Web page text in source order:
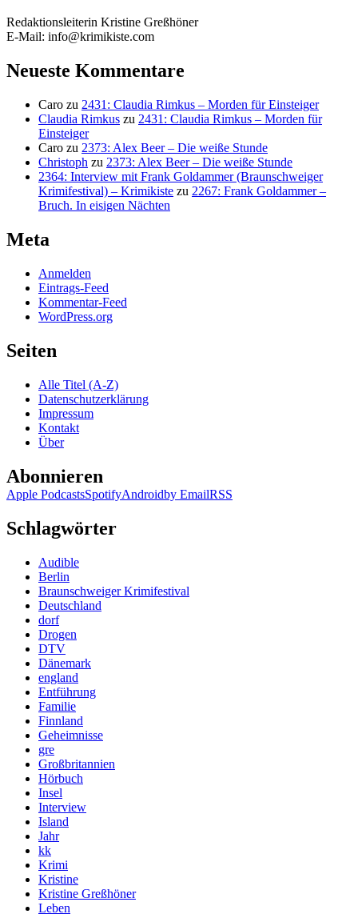
Redaktionsleiterin Kristine Greßhöner
E-Mail: info@krimikiste.com
Neueste Kommentare
Caro zu 2431: Claudia Rimkus – Morden für Einsteiger
Claudia Rimkus zu 2431: Claudia Rimkus – Morden für
Einsteiger
Caro zu 2373: Alex Beer – Die weiße Stunde
Christoph zu 2373: Alex Beer – Die weiße Stunde
2364: Interview mit Frank Goldammer (Braunschweiger
Krimifestival) – Krimikiste zu 2267: Frank Goldammer –
Bruch. In eisigen Nächten
Meta
Anmelden
Eintrags-Feed
Kommentar-Feed
WordPress.org
Seiten
Alle Titel (A-Z)
Datenschutzerklärung
Impressum
Kontakt
Über
Abonnieren
Apple PodcastsSpotifyAndroidby EmailRSS
Schlagwörter
Audible
Berlin
Braunschweiger Krimifestival
Deutschland
dorf
Drogen
DTV
Dänemark
england
Entführung
Familie
Finnland
Geheimnisse
gre
Großbritannien
Hörbuch
Insel
Interview
Island
Jahr
kk
Krimi
Kristine
Kristine Greßhöner
Leben